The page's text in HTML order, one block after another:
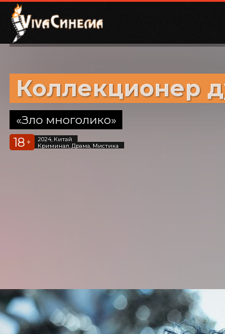
Коллекционер
«Зло многолико»
18 +
2024, Китай
Криминал, Драма, Мистика